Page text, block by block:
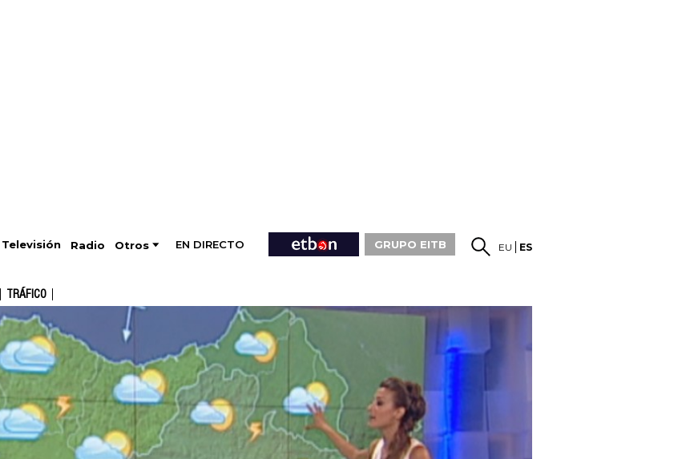
Televisión Radio Otros EN DIRECTO GRUPO EITB EU ES
TRÁFICO